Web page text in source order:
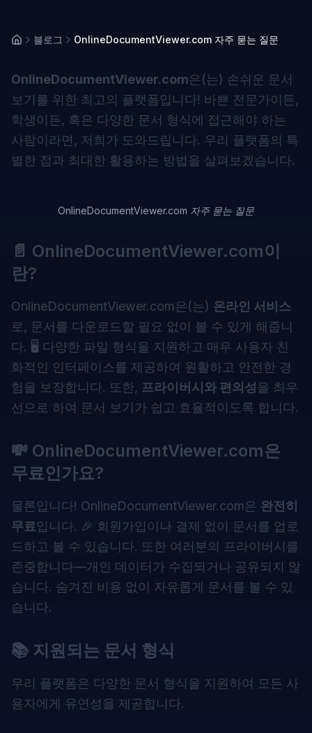
블로그 OnlineDocumentViewer.com 자주 묻는 질문
OnlineDocumentViewer.com은(는) 손쉬운 문서
보기를 위한 최고의 플랫폼입니다! 바쁜 전문가이든,
학생이든, 혹은 다양한 문서 형식에 접근해야 하는
사람이라면, 저희가 도와드립니다. 우리 플랫폼의 특
별한 점과 최대한 활용하는 방법을 살펴보겠습니다.
OnlineDocumentViewer.com 자주 묻는 질문
📄 OnlineDocumentViewer.com이
란?
OnlineDocumentViewer.com은(는) 온라인 서비스
로, 문서를 다운로드할 필요 없이 볼 수 있게 해줍니
다. 🖥️ 다양한 파일 형식을 지원하고 매우 사용자 친
화적인 인터페이스를 제공하여 원활하고 안전한 경
험을 보장합니다. 또한, 프라이버시와 편의성을 최우
선으로 하여 문서 보기가 쉽고 효율적이도록 합니다.
💸 OnlineDocumentViewer.com은
무료인가요?
물론입니다! OnlineDocumentViewer.com은 완전히
무료입니다. 🎉 회원가입이나 결제 없이 문서를 업로
드하고 볼 수 있습니다. 또한 여러분의 프라이버시를
존중합니다—개인 데이터가 수집되거나 공유되지 않
습니다. 숨겨진 비용 없이 자유롭게 문서를 볼 수 있
습니다.
📚 지원되는 문서 형식
우리 플랫폼은 다양한 문서 형식을 지원하여 모든 사
용자에게 유연성을 제공합니다.